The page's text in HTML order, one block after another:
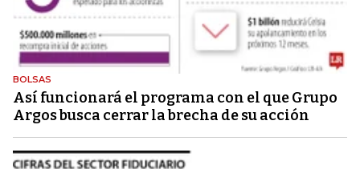
BOLSAS
Así funcionará el programa con el que Grupo
Argos busca cerrar la brecha de su acción